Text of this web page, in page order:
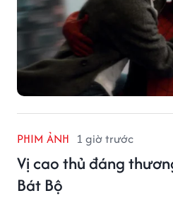
PHIM ẢNH 1 giờ trước
Vị cao thủ đáng
Bát Bộ